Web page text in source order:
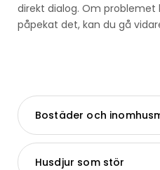
direkt dialog. Om
påpekat det, kan du gå
Bostäder och
Husdjur som stör